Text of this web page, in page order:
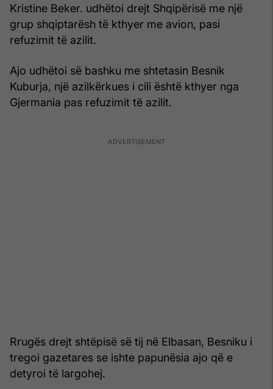
Kristine Beker. udhëtoi drejt Shqipërisë me një
grup shqiptarësh të kthyer me avion, pasi
refuzimit të azilit.
Ajo udhëtoi së bashku me shtetasin Besnik
Kuburja, një azilkërkues i cili është kthyer nga
Gjermania pas refuzimit të azilit.
Rrugës drejt shtëpisë së tij në Elbasan, Besniku i
tregoi gazetares se ishte papunësia ajo që e
detyroi të largohej.